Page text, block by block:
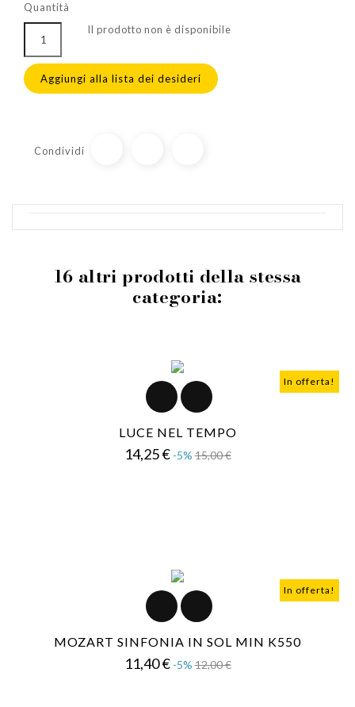
Quantità
Il prodotto non è disponibile
Aggiungi alla lista dei desideri
Condividi
16 altri prodotti della stessa
categoria:
In offerta!
LUCE NEL TEMPO
14,25 € Prezzo
-5% 15,00 €Prezzo
In offerta!
MOZART SINFONIA IN SOL MIN K550
11,40 € Prezzo
-5% 12,00 €Prezzo